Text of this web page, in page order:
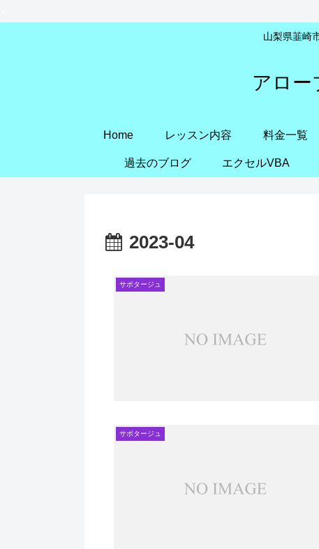
山梨県韮崎
アロー
Home レッスン内容 料金一覧
過去のブログ エクセルVBA
2023-04
サボタージュ
サボタージュ